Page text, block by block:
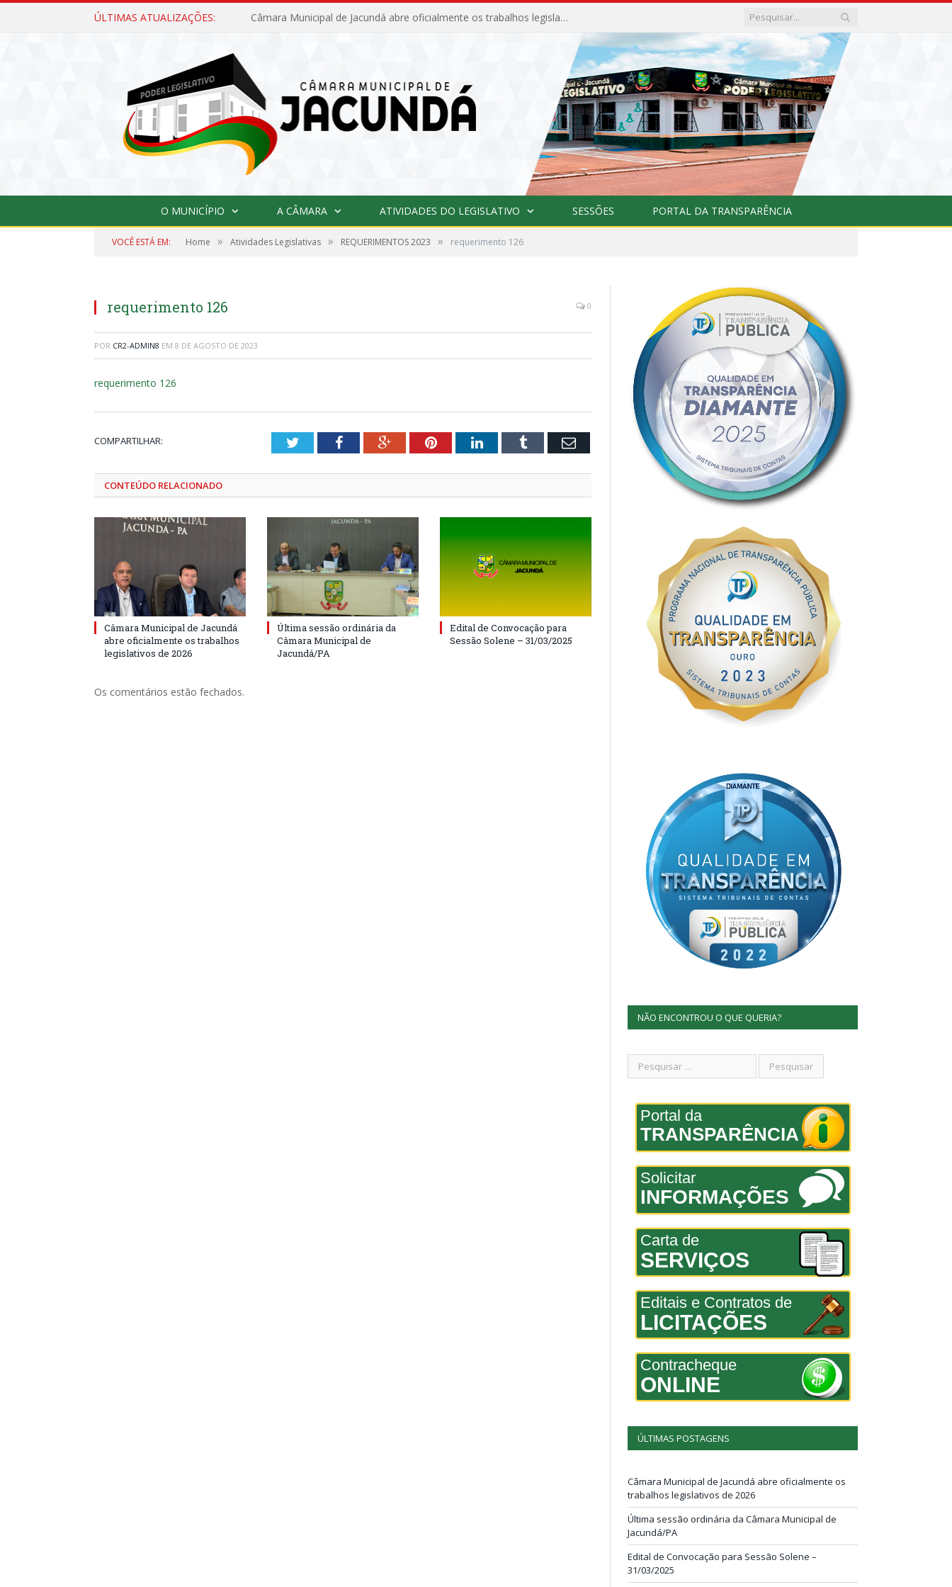
ÚLTIMAS ATUALIZAÇÕES: Câmara Municipal de Jacundá abre oficialmente os trabalhos legislativos de 2026
O MUNICÍPIO A CÂMARA ATIVIDADES DO LEGISLATIVO SESSÕES PORTAL DA TRANSPARÊNCIA
VOCÊ ESTÁ EM: Home » Atividades Legislativas » REQUERIMENTOS 2023 » requerimento 126
requerimento 126 0
POR CR2-ADMIN8 EM 8 DE AGOSTO DE 2023
requerimento 126
COMPARTILHAR: TwitterFacebookGoogle+PinterestLinkedInTumblr Email
CONTEÚDO RELACIONADO
Câmara Municipal de Jacundá
abre oficialmente os trabalhos
legislativos de 2026
Última sessão ordinária da
Câmara Municipal de
Jacundá/PA
Edital de Convocação para
Sessão Solene – 31/03/2025
Os comentários estão fechados.
NÃO ENCONTROU O QUE QUERIA?
Portal da
TRANSPARÊNCIA
Solicitar
INFORMAÇÕES
Carta de
SERVIÇOS
Editais e Contratos de
LICITAÇÕES
Contracheque
ONLINE
ÚLTIMAS POSTAGENS
Câmara Municipal de Jacundá abre oficialmente os
trabalhos legislativos de 2026
Última sessão ordinária da Câmara Municipal de
Jacundá/PA
Edital de Convocação para Sessão Solene –
31/03/2025